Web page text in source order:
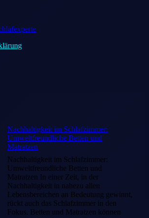
Wandboard
Nachhaltigkeit im Schlafzimmer:
Umweltfreundliche Betten und
Matratzen
Nachhaltigkeit im Schlafzimmer:
Umweltfreundliche Betten und
Matratzen In einer Zeit, in der
Nachhaltigkeit in nahezu allen
Lebensbereichen an Bedeutung gewinnt,
rückt auch das Schlafzimmer in den
Fokus. Betten und Matratzen können